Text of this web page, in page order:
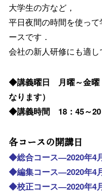
大学生の方など，
平日夜間の時間を使っ
ースです．
会社の新人研修にも適し
◆講義曜日 月曜～金曜
なります）
◆講義時間 18：45～20
各コースの開講日
◆総合コース―2020年4
◆編集コース―2020年4
◆校正コース―2020年4